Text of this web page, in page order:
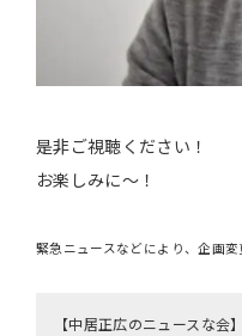
是非ご視聴ください！
お楽しみに〜！
緊急ニュースなどにより、企画
【中居正広のニュースな会】